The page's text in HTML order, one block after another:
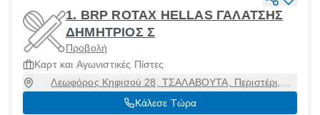
1. BRP ROTAX HELLAS ΓΑΛΑΤΣΗΣ
ΔΗΜΗΤΡΙΟΣ Σ
Προβολή
Καρτ και Αγωνιστικές Πίστες
Λεωφόρος Κηφισού 28, ΤΣΑΛΑΒΟΥΤΑ, Περιστέρι,
Αττική, 10442
Κάλεσε Τώρα